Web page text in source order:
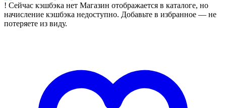
! Сейчас кэшбэка нет Магазин отображается в каталоге, но
начисление кэшбэка недоступно. Добавьте в избранное — не
потеряете из виду.